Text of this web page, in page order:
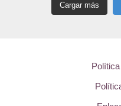
Cargar más